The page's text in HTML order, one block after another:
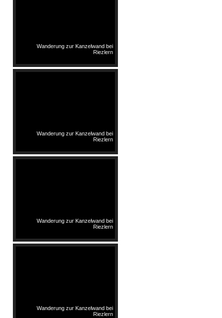
Wanderung zur Kanzelwand bei
Riezlern
Wanderung zur Kanzelwand bei
Riezlern
Wanderung zur Kanzelwand bei
Riezlern
Wanderung zur Kanzelwand bei
Riezlern